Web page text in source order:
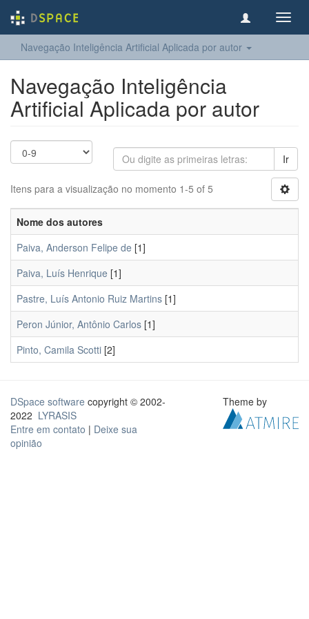
Navegação Inteligência Artificial Aplicada por autor
Navegação Inteligência
Artificial Aplicada por autor
Ir
Itens para a visualização no momento 1-5 of 5
Nome dos autores
Paiva, Anderson Felipe de [1]
Paiva, Luís Henrique [1]
Pastre, Luís Antonio Ruiz Martins [1]
Peron Júnior, Antônio Carlos [1]
Pinto, Camila Scotti [2]
DSpace software copyright © 2002-
2022 LYRASIS
Entre em contato | Deixe sua
opinião
Theme by